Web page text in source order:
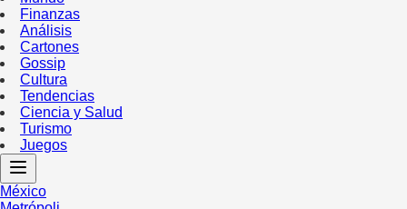
Finanzas
Análisis
Cartones
Gossip
Cultura
Tendencias
Ciencia y Salud
Turismo
Juegos
México